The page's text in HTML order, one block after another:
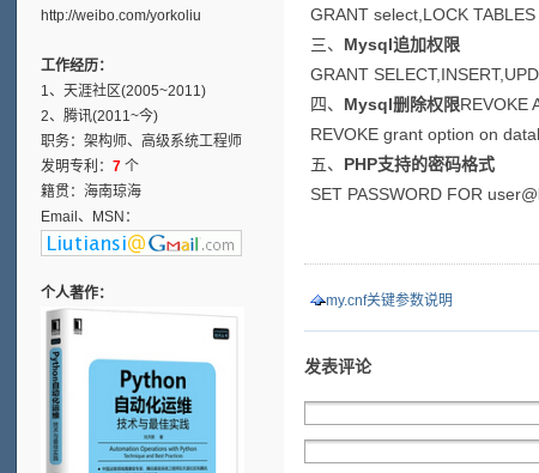
GRANT select,LOCK
三、 Mysql追加权限
GRANT
四、 Mysql删除权限REVOKE
REVOKE grant option on
五、 PHP支持的密码格式
SET PASSWORD FOR
my.cnf关键参数说明
发表评论
http://weibo.com/yorkoliu
工作经历：
1、天涯社区(2005~2011)
2、腾讯(2011~今)
职务：架构师、高级系统工程师
发明专利：7 个
籍贯：海南琼海
Email、MSN：
个人著作：